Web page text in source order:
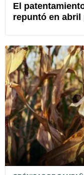
El
repuntó en abril